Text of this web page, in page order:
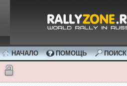
НАЧАЛО ПОМОЩЬ ПОИСК